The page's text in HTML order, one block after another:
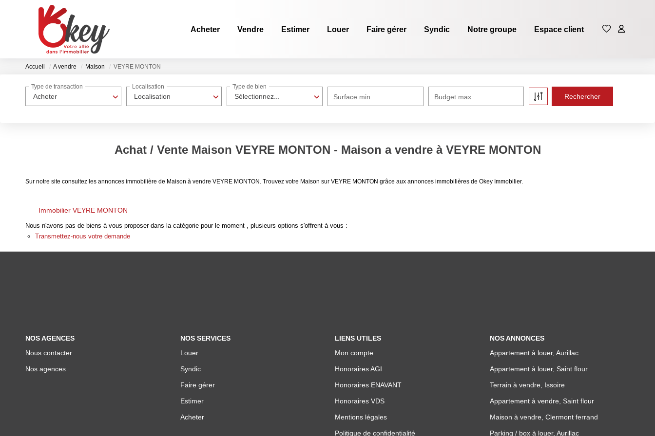
Acheter Vendre Estimer Louer Faire gérer Syndic Notre groupe Espace client
Accueil A vendre Maison VEYRE MONTON
Acheter
Type de transaction
Localisation
Localisation
Sélectionnez...
Type de bien
Surface min Budget max
Achat / Vente Maison VEYRE MONTON - Maison a vendre à VEYRE MONTON
Sur notre site consultez les annonces immobilière de Maison à vendre VEYRE MONTON. Trouvez votre Maison sur VEYRE MONTON grâce aux annonces immobilières de Okey Immobilier.
Immobilier VEYRE MONTON
Nous n'avons pas de biens à vous proposer dans la catégorie pour le moment , plusieurs options s'offrent à vous :
Transmettez-nous votre demande
NOS AGENCES
Nous contacter
Nos agences
NOS SERVICES
Louer
Syndic
Faire gérer
Estimer
Acheter
LIENS UTILES
Mon compte
Honoraires AGI
Honoraires ENAVANT
Honoraires VDS
Mentions légales
Politique de confidentialité
NOS ANNONCES
Appartement à louer, Aurillac
Appartement à louer, Saint flour
Terrain à vendre, Issoire
Appartement à vendre, Saint flour
Maison à vendre, Clermont ferrand
Parking / box à louer, Aurillac